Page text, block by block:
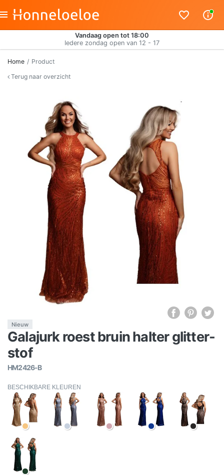
Vandaag open tot 18:00
Iedere zondag open van 12 - 17
Home
Product
Terug naar overzicht
Nieuw
Galajurk roest bruin halter glitter-
stof
HM2426-B
BESCHIKBARE KLEUREN